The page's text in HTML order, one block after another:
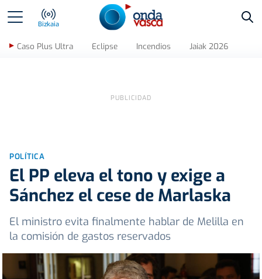
Bizkaia
Caso Plus Ultra Eclipse Incendios Jaiak 2026
POLÍTICA
El PP eleva el tono y exige a
Sánchez el cese de Marlaska
El ministro evita finalmente hablar de Melilla en
la comisión de gastos reservados